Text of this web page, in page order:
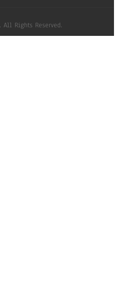
All Rights Reserved.